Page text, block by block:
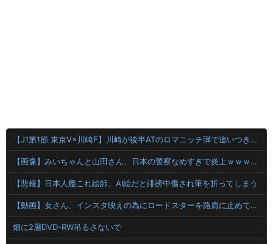
【J1第1節 東京V×川崎F】川崎が後半ATのロマニッチ弾で追いつき辛くもドロー 東京Vは痛恨クリアミスで勝ち点3を逃す
【画像】みいちゃんと山田さん、日本の警察なめすぎで炎上ｗｗｗｗwｗｗｗｗｗｗｗｗｗ
【悲報】日本人艦これ絵師、AI絵だと誹謗中傷され筆を折ってしまう
【動画】女さん、インスタ映えの為にロードスターを路肩に止めて記念撮影していたら後続車に突っ込まれて咽び泣くwwwwwwwwwwwwwww
畑に2層DVD-RW吊るさないで